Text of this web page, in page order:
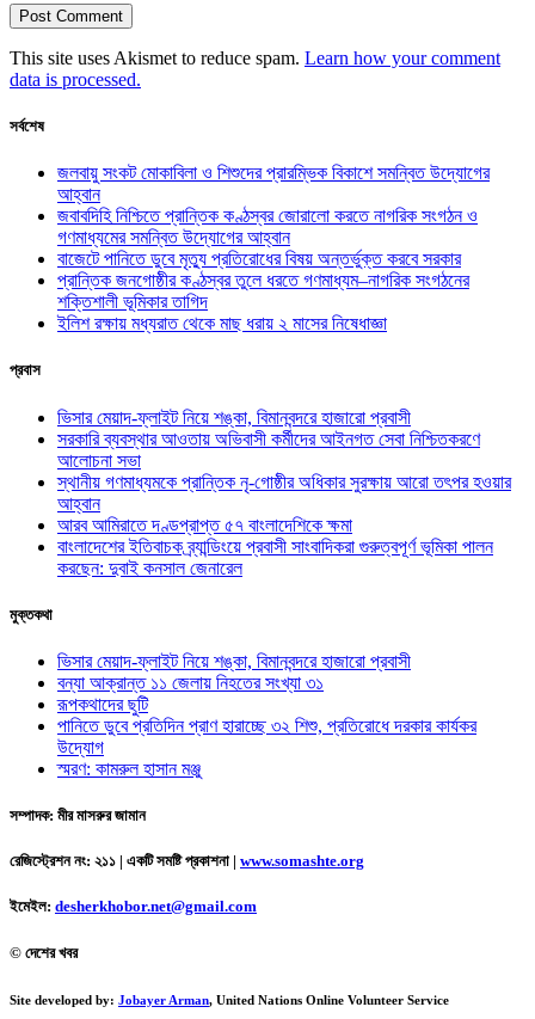
This site uses Akismet to reduce spam. Learn how your comment
data is processed.
সর্বশেষ
জলবায়ু সংকট মোকাবিলা ও শিশুদের প্রারম্ভিক বিকাশে সমন্বিত উদ্যোগের
আহ্বান
জবাবদিহি নিশ্চিতে প্রান্তিক কণ্ঠস্বর জোরালো করতে নাগরিক সংগঠন ও
গণমাধ্যমের সমন্বিত উদ্যোগের আহ্বান
বাজেটে পানিতে ডুবে মৃত্যু প্রতিরোধের বিষয় অন্তর্ভুক্ত করবে সরকার
প্রান্তিক জনগোষ্ঠীর কণ্ঠস্বর তুলে ধরতে গণমাধ্যম–নাগরিক সংগঠনের
শক্তিশালী ভূমিকার তাগিদ
ইলিশ রক্ষায় মধ্যরাত থেকে মাছ ধরায় ২ মাসের নিষেধাজ্ঞা
প্রবাস
ভিসার মেয়াদ-ফ্লাইট নিয়ে শঙ্কা, বিমানবন্দরে হাজারো প্রবাসী
সরকারি ব্যবস্থার আওতায় অভিবাসী কর্মীদের আইনগত সেবা নিশ্চিতকরণে
আলোচনা সভা
স্থানীয় গণমাধ্যমকে প্রান্তিক নৃ-গোষ্ঠীর অধিকার সুরক্ষায় আরো তৎপর হওয়ার
আহ্বান
আরব আমিরাতে দণ্ডপ্রাপ্ত ৫৭ বাংলাদেশিকে ক্ষমা
বাংলাদেশের ইতিবাচক ব্র্যান্ডিংয়ে প্রবাসী সাংবাদিকরা গুরুত্বপূর্ণ ভূমিকা পালন
করছেন: দুবাই কনসাল জেনারেল
মুক্তকথা
ভিসার মেয়াদ-ফ্লাইট নিয়ে শঙ্কা, বিমানবন্দরে হাজারো প্রবাসী
বন্যা আক্রান্ত ১১ জেলায় নিহতের সংখ্যা ৩১
রূপকথাদের ছুটি
পানিতে ডুবে প্রতিদিন প্রাণ হারাচ্ছে ৩২ শিশু, প্রতিরোধে দরকার কার্যকর
উদ্যোগ
স্মরণ: কামরুল হাসান মঞ্জু
সম্পাদক: মীর মাসরুর জামান
রেজিস্ট্রেশন নং: ২১১ | একটি সমষ্টি প্রকাশনা | www.somashte.org
ইমেইল: desherkhobor.net@gmail.com
© দেশের খবর
Site developed by: Jobayer Arman, United Nations Online Volunteer Service